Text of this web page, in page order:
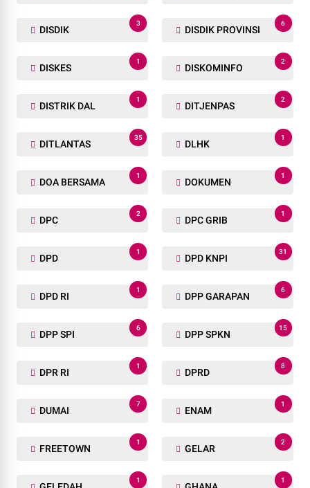
DISDIK
3
DISDIK PROVINSI
6
DISKES
1
DISKOMINFO
2
DISTRIK DAL
1
DITJENPAS
2
DITLANTAS
35
DLHK
1
DOA BERSAMA
1
DOKUMEN
1
DPC
2
DPC GRIB
1
DPD
1
DPD KNPI
31
DPD RI
1
DPP GARAPAN
6
DPP SPI
6
DPP SPKN
15
DPR RI
1
DPRD
8
DUMAI
7
ENAM
1
FREETOWN
1
GELAR
2
1 1